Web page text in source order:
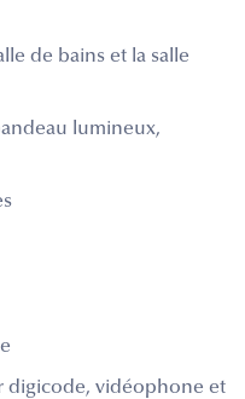
de bains et la salle
lumineux,
digicode, vidéophone et